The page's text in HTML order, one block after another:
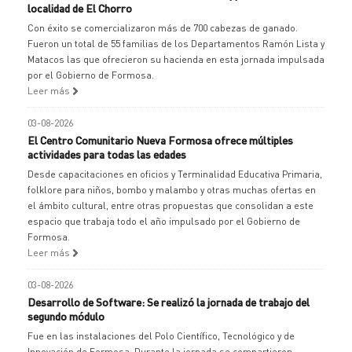
localidad de El Chorro
Con éxito se comercializaron más de 700 cabezas de ganado.
Fueron un total de 55 familias de los Departamentos Ramón Lista y
Matacos las que ofrecieron su hacienda en esta jornada impulsada
por el Gobierno de Formosa.
Leer más
03-08-2026
El Centro Comunitario Nueva Formosa ofrece múltiples
actividades para todas las edades
Desde capacitaciones en oficios y Terminalidad Educativa Primaria,
folklore para niños, bombo y malambo y otras muchas ofertas en
el ámbito cultural, entre otras propuestas que consolidan a este
espacio que trabaja todo el año impulsado por el Gobierno de
Formosa.
Leer más
03-08-2026
Desarrollo de Software: Se realizó la jornada de trabajo del
segundo módulo
Fue en las instalaciones del Polo Científico, Tecnológico y de